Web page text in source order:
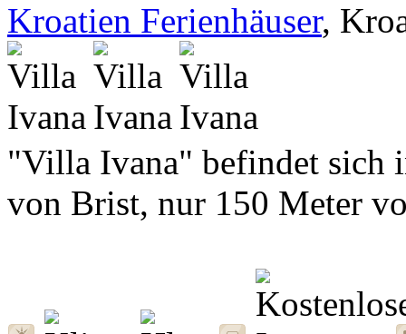
Kroatien Ferienhäuser,
"Villa Ivana" befindet sich
von Brist, nur 150 Meter